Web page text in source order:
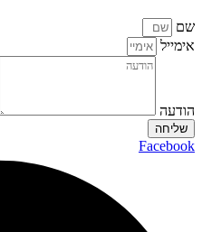
שם
אימייל
הודעה
שליחה
Facebook